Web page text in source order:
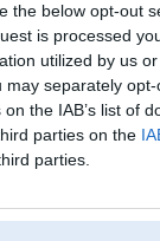
the below opt-out
is processed
utilized by us
may separately
the IAB’s list of
parties on the
parties.
25. Sep 2014, 21:51
]